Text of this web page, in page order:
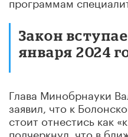
Закон
января 2024
Глава Минобрнауки
заявил, что к
стоит отнестись как
подчеркнул, что в